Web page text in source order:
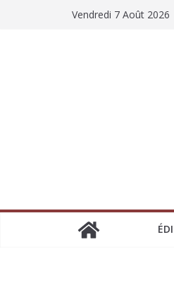
Vendredi 7 Août 2026